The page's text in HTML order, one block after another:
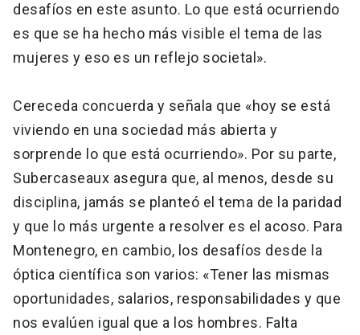
desafíos en este asunto. Lo que está ocurriendo
es que se ha hecho más visible el tema de las
mujeres y eso es un reflejo societal».
Cereceda concuerda y señala que «hoy se está
viviendo en una sociedad más abierta y
sorprende lo que está ocurriendo». Por su parte,
Subercaseaux asegura que, al menos, desde su
disciplina, jamás se planteó el tema de la paridad
y que lo más urgente a resolver es el acoso. Para
Montenegro, en cambio, los desafíos desde la
óptica científica son varios: «Tener las mismas
oportunidades, salarios, responsabilidades y que
nos evalúen igual que a los hombres. Falta